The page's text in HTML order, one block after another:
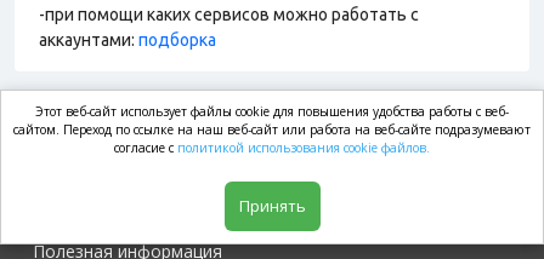
-при помощи каких сервисов можно работать с
аккаунтами: подборка
market.com
Полезная информация
Этот веб-сайт использует файлы cookie для повышения удобства работы с веб-
сайтом. Переход по ссылке на наш веб-сайт или работа на веб-сайте подразумевают
согласие с политикой использования cookie файлов.
Принять